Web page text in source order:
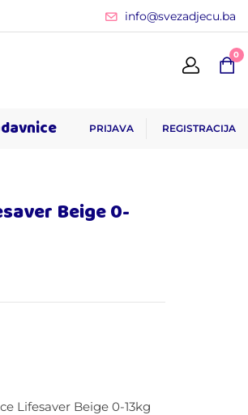
info@svezadjecu.ba
0
PRIJAVA REGISTRACIJA
Beige 0-
Lifesaver Beige 0-13kg